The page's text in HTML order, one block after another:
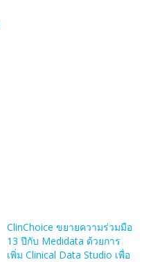
ClinChoice ขยายความร่วมมือ
13 ปีกับ Medidata ด้วยการ
เพิ่ม Clinical Data Studio เพื่อ